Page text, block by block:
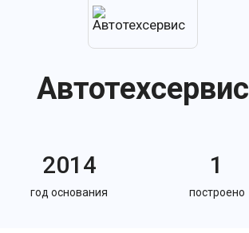
Автотехсервис
2014
год основания
1
построено